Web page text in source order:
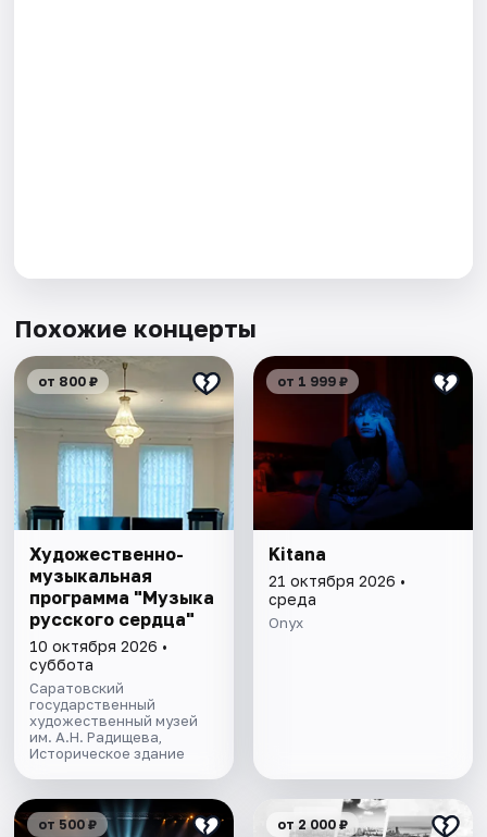
Похожие концерты
от 800 ₽
Художественно-
музыкальная
программа "Музыка
русского сердца"
10 октября 2026 •
суббота
Саратовский
государственный
художественный музей
им. А.Н. Радищева,
Историческое здание
от 1 999 ₽
Kitana
21 октября 2026 •
среда
Onyx
от 500 ₽ от 2 000 ₽